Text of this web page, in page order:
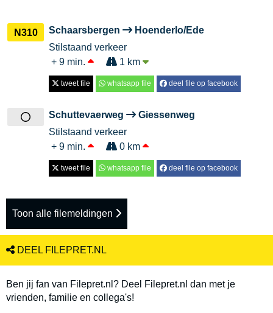
N310 Schaarsbergen
Hoenderlo/Ede
Stilstaand verkeer
+ 9 min.
1 km
tweet file whatsapp file deel file op facebook
Schuttevaerweg
Giessenweg
Stilstaand verkeer
+ 9 min.
0 km
tweet file whatsapp file deel file op facebook
Toon alle filemeldingen
DEEL FILEPRET.NL
Ben jij fan van Filepret.nl? Deel Filepret.nl dan met je
vrienden, familie en collega's!